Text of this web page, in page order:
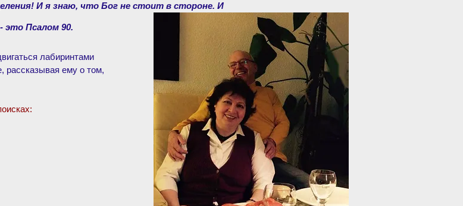
И я знаю, что Бог не стоит в стороне. И
это Псалом 90.
лабиринтами
рассказывая ему о том,